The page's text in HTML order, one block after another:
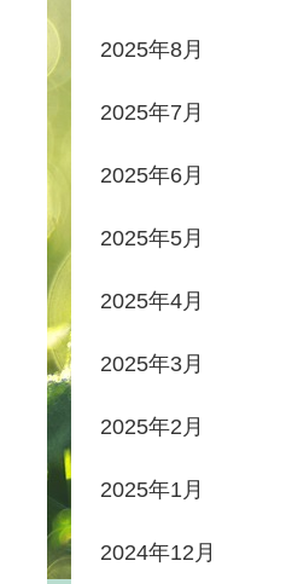
2025年8月
2025年7月
2025年6月
2025年5月
2025年4月
2025年3月
2025年2月
2025年1月
2024年12月